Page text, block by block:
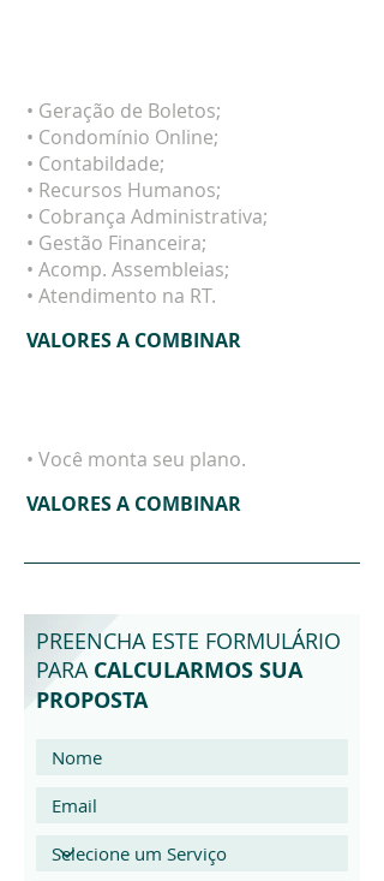
• Geração de Boletos;
• Condomínio Online;
• Contabildade;
• Recursos Humanos;
• Cobrança Administrativa;
• Gestão Financeira;
• Acomp. Assembleias;
• Atendimento na RT.
VALORES A COMBINAR
• Você monta seu plano.
VALORES A COMBINAR
PREENCHA ESTE FORMULÁRIO
PARACALCULARMOS SUA
PROPOSTA